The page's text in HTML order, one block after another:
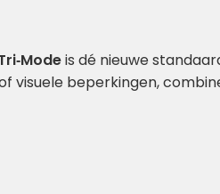
is dé nieuwe
visuele beperkingen,